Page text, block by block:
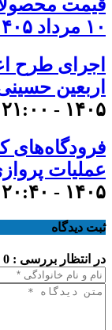
قیمت
۱۰ مرداد ۱۴۰۵
اجرای طرح
اربعین
۱۴۰۵ - ۲۱:۰۰
فرودگاه‌های
عملیات
۱۴۰۵ - ۲۰:۴۰
ثبت دیدگاه
در انتظار بررسی : 0